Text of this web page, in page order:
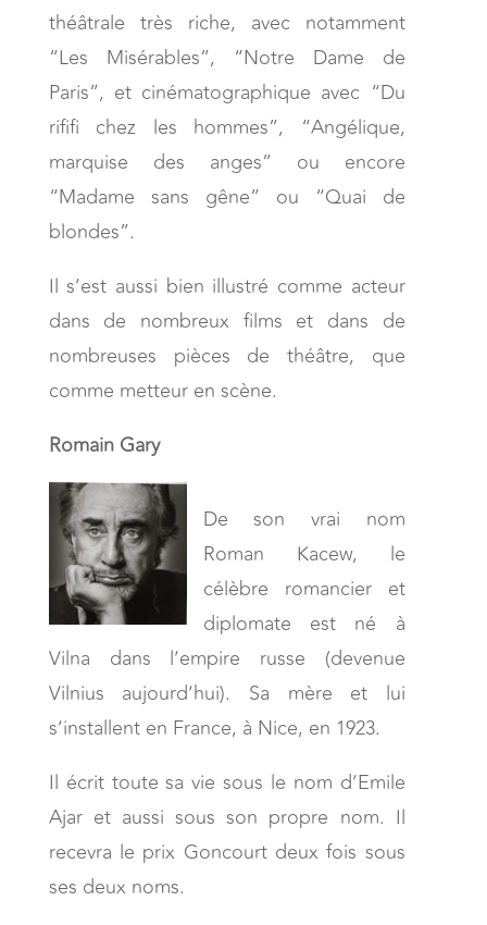
théâtrale très riche, avec notamment
“Les Misérables”, “Notre Dame de
Paris”, et cinématographique avec “Du
rififi chez les hommes”, “Angélique,
marquise des anges” ou encore
“Madame sans gêne” ou “Quai de
blondes”.
Il s’est aussi bien illustré comme acteur
dans de nombreux films et dans de
nombreuses pièces de théâtre, que
comme metteur en scène.
Romain Gary
De son vrai nom
Roman Kacew, le
célèbre romancier et
diplomate est né à
Vilna dans l’empire russe (devenue
Vilnius aujourd’hui). Sa mère et lui
s’installent en France, à Nice, en 1923.
Il écrit toute sa vie sous le nom d’Emile
Ajar et aussi sous son propre nom. Il
recevra le prix Goncourt deux fois sous
ses deux noms.